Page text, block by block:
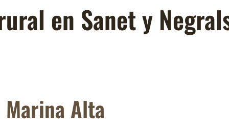
en Sanet y
Alta